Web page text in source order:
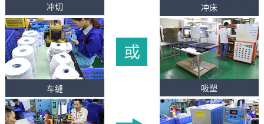
冲切 冲床
车缝 吸塑